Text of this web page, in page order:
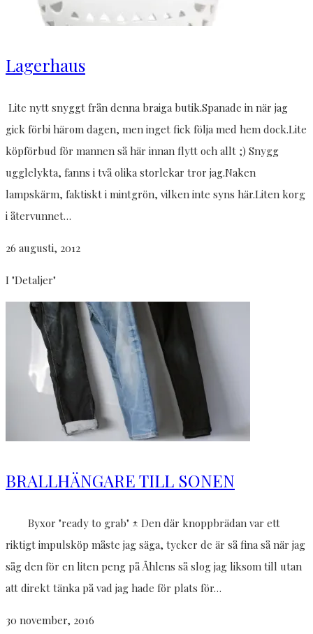
Lagerhaus
Lite nytt snyggt från denna braiga butik.Spanade in när jag
gick förbi härom dagen, men inget fick följa med hem dock.Lite
köpförbud för mannen så här innan flytt och allt ;) Snygg
ugglelykta, fanns i två olika storlekar tror jag.Naken
lampskärm, faktiskt i mintgrön, vilken inte syns här.Liten korg
i återvunnet…
26 augusti, 2012
I "Detaljer"
BRALLHÄNGARE TILL SONEN
Byxor "ready to grab" ↑ Den där knoppbrädan var ett
riktigt impulsköp måste jag säga, tycker de är så fina så när jag
såg den för en liten peng på Åhlens så slog jag liksom till utan
att direkt tänka på vad jag hade för plats för…
30 november, 2016